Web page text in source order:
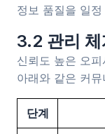
정보 품질을 일
3.2 관리
신뢰도 높은 오
아래와 같은 커
단계